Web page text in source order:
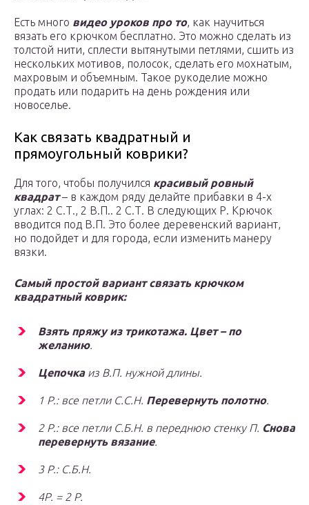
Есть много видео уроков про то, как научиться
вязать его крючком бесплатно. Это можно сделать из
толстой нити, сплести вытянутыми петлями, сшить из
нескольких мотивов, полосок, сделать его мохнатым,
махровым и объемным. Такое рукоделие можно
продать или подарить на день рождения или
новоселье.
Как связать квадратный и
прямоугольный коврики?
Для того, чтобы получился красивый ровный
квадрат– в каждом ряду делайте прибавки в 4-х
углах: 2 С.Т., 2 В.П.. 2 С.Т. В следующих Р. Крючок
вводится под В.П. Это более деревенский вариант,
но подойдет и для города, если изменить манеру
вязки.
Самый простой вариант связать крючком
квадратный коврик:
Взять пряжу из трикотажа. Цвет – по
желанию.
Цепочкаиз В.П. нужной длины.
1 Р.: все петли С.С.Н. Перевернуть полотно.
2 Р.: все петли С.Б.Н. в переднюю стенку П. Снова
перевернуть вязание.
3 Р.: С.Б.Н.
4Р. = 2 Р.